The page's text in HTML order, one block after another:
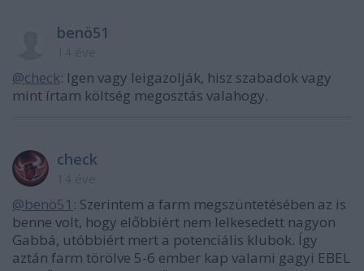
benö51
@check: Igen vagy leigazolják, hisz szabadok vagy
mint írtam költség megosztás valahogy.
check
@benö51 : Szerintem a farm megszüntetésében az is
benne volt, hogy előbbiért nem lelkesedett nagyon
Gabbá, utóbbiért mert a potenciális klubok. Így
aztán farm törölve 5-6 ember kap valami gagyi EBEL